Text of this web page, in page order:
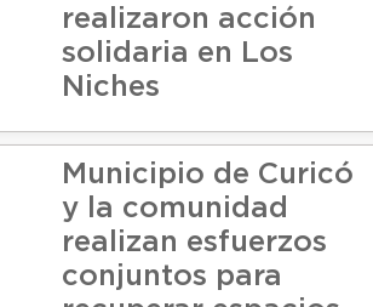
realizaron acción
solidaria en Los
Niches
Municipio de Curicó
y la comunidad
realizan esfuerzos
conjuntos para